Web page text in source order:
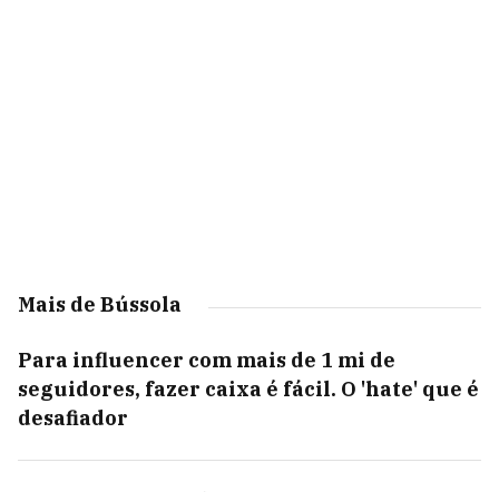
Mais de Bússola
Para influencer com mais de 1 mi de
seguidores, fazer caixa é fácil. O 'hate' que é
desafiador